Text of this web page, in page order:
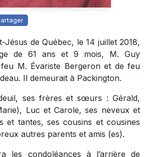
Jésus de Québec, le 14 juillet 2018,
de 61 ans et 9 mois, M. Guy
M. Évariste Bergeron et de feu
Il demeurait à Packington.
ses frères et sœurs : Gérald,
Luc et Carole, ses neveux et
et tantes, ses cousins et cousines
autres parents et amis (es).
les condoléances à l’arrière de